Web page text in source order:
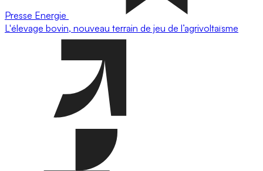
Presse Energie
L'élevage bovin, nouveau terrain de jeu de l’agrivoltaïsme